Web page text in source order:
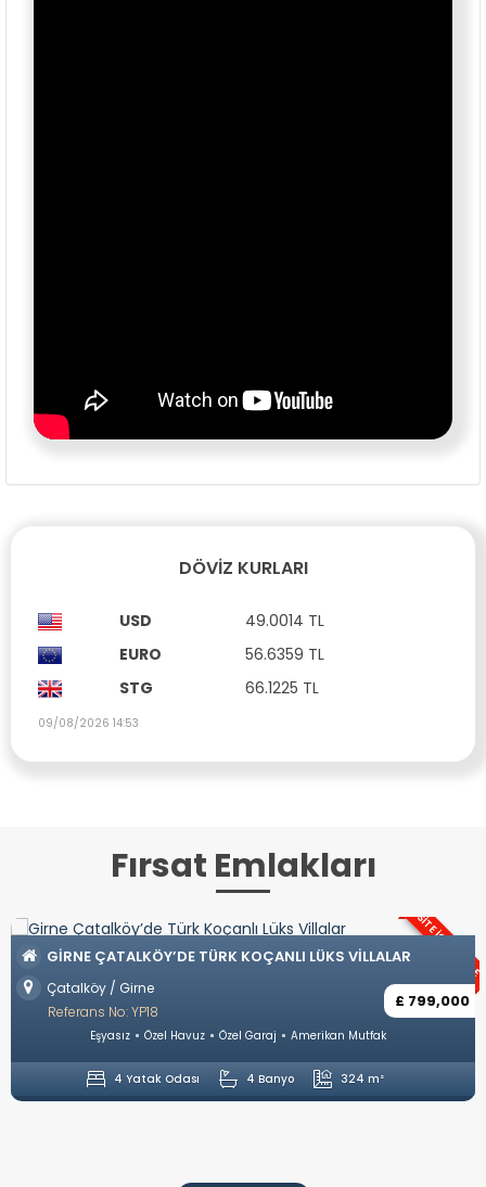
DÖVIZ KURLARI
USD
49.0014 TL
EURO
56.6359 TL
STG
66.1225 TL
09/08/2026 14:53
Fırsat Emlakları
SITE İÇERISINDE
LÜKS VILLALAR
Amerikan Mutfak
324 m²
İSKELE LONGBEACH
Full Eşyalı Ortak Havuz
1 Yatak Odası